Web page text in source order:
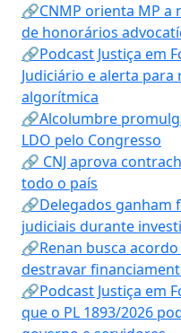
🔗CNMP orienta MP
de honorários
🔗Podcast Justiça em
Judiciário e alerta
algorítmica
🔗Alcolumbre
LDO pelo Congresso
🔗 CNJ aprova
todo o país
🔗Delegados ganham
judiciais durante
🔗Renan busca
destravar
🔗Podcast Justiça em
que o PL 1893/2026